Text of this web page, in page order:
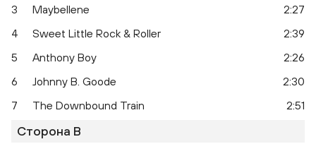
3
Maybellene
2:27
4
Sweet Little Rock & Roller
2:39
5
Anthony Boy
2:26
6
Johnny B. Goode
2:30
7
The Downbound Train 2:51
Сторона B